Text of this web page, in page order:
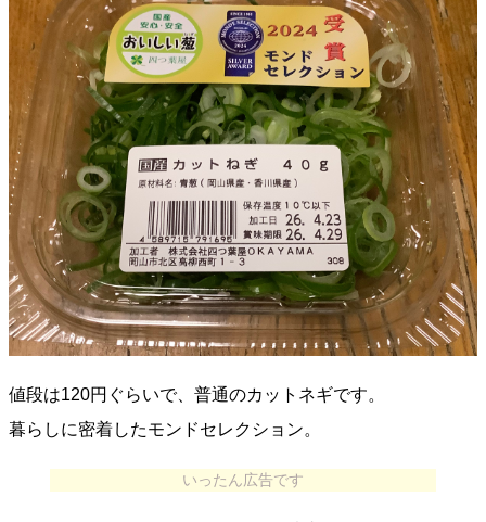
値段は120円ぐらいで、普通のカットネギです。
暮らしに密着したモンドセレクション。
いったん広告です